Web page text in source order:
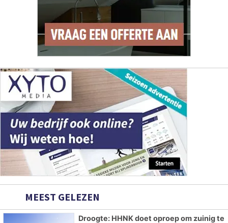
MEEST GELEZEN
Droogte: HHNK doet oproep om zuinig te